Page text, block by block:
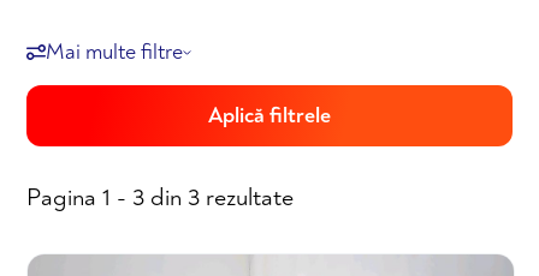
Mai multe filtre
Aplică filtrele
Pagina 1 - 3 din 3 rezultate